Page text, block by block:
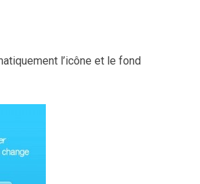
l’icône et le fond